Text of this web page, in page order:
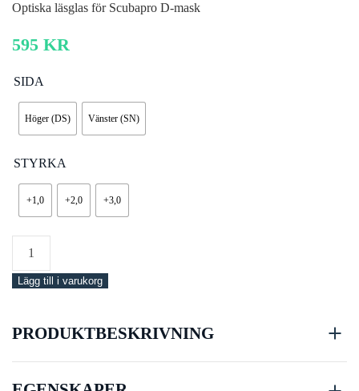
Optiska läsglas för Scubapro D-mask
595 KR
SIDA
Höger (DS) Vänster (SN)
STYRKA
+1,0 +2,0 +3,0
Lens
mängd
Lägg till i varukorg
PRODUKTBESKRIVNING